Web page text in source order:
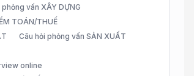
vấn XÂY DỰNG
TOÁN/THUẾ
Câu hỏi phỏng vấn SẢN XUẤT
online